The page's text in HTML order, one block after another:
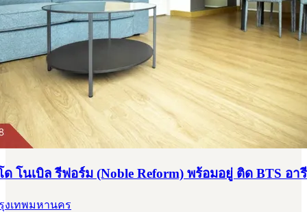
โนเบิล รีฟอร์ม (Noble Reform) พร้อมอยู่ ติด BTS อา
งเทพมหานคร